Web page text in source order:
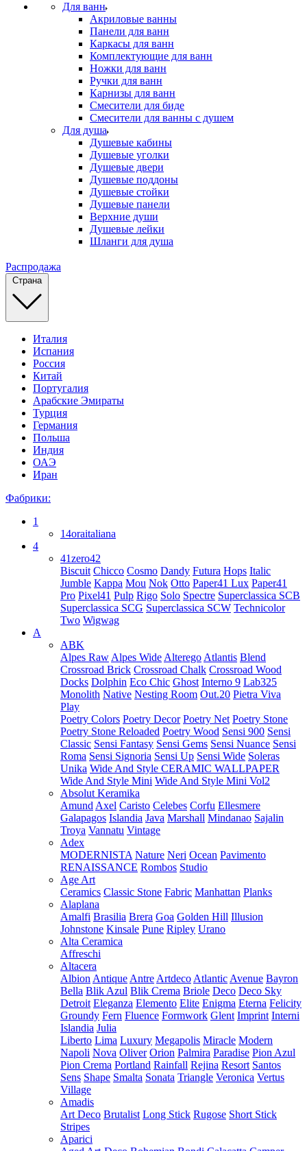
Для ванн
Акриловые ванны
Панели для ванн
Каркасы для ванн
Комплектующие для ванн
Ножки для ванн
Ручки для ванн
Карнизы для ванн
Смесители для биде
Смесители для ванны с душем
Для душа
Душевые кабины
Душевые уголки
Душевые двери
Душевые поддоны
Душевые стойки
Душевые панели
Верхние души
Душевые лейки
Шланги для душа
Распродажа
Страна
Италия
Испания
Россия
Китай
Португалия
Арабские Эмираты
Турция
Германия
Польша
Индия
ОАЭ
Иран
Фабрики:
1
14oraitaliana
4
41zero42
Biscuit Chicco Cosmo Dandy Futura Hops Italic
Jumble Kappa Mou Nok Otto Paper41 Lux Paper41
Pro Pixel41 Pulp Rigo Solo Spectre Superclassica SCB
Superclassica SCG Superclassica SCW Technicolor
Two Wigwag
A
ABK
Alpes Raw Alpes Wide Alterego Atlantis Blend
Crossroad Brick Crossroad Chalk Crossroad Wood
Docks Dolphin Eco Chic Ghost Interno 9 Lab325
Monolith Native Nesting Room Out.20 Pietra Viva
Play
Poetry Colors Poetry Decor Poetry Net Poetry Stone
Poetry Stone Reloaded Poetry Wood Sensi 900 Sensi
Classic Sensi Fantasy Sensi Gems Sensi Nuance Sensi
Roma Sensi Signoria Sensi Up Sensi Wide Soleras
Unika Wide And Style CERAMIC WALLPAPER
Wide And Style Mini Wide And Style Mini Vol2
Absolut Keramika
Amund Axel Caristo Celebes Corfu Ellesmere
Galapagos Islandia Java Marshall Mindanao Sajalin
Troya Vannatu Vintage
Adex
MODERNISTA Nature Neri Ocean Pavimento
RENAISSANCE Rombos Studio
Age Art
Ceramics Classic Stone Fabric Manhattan Planks
Alaplana
Amalfi Brasilia Brera Goa Golden Hill Illusion
Johnstone Kinsale Pune Ripley Urano
Alta Ceramica
Affreschi
Altacera
Albion Antique Antre Artdeco Atlantic Avenue Bayron
Bella Blik Azul Blik Crema Briole Deco Deco Sky
Detroit Eleganza Elemento Elite Enigma Eterna Felicity
Groundy Fern Fluence Formwork Glent Imprint Interni
Islandia Julia
Liberto Lima Luxury Megapolis Miracle Modern
Napoli Nova Oliver Orion Palmira Paradise Pion Azul
Pion Crema Portland Rainfall Rejina Resort Santos
Sens Shape Smalta Sonata Triangle Veronica Vertus
Village
Amadis
Art Deco Brutalist Long Stick Rugose Short Stick
Stripes
Aparici